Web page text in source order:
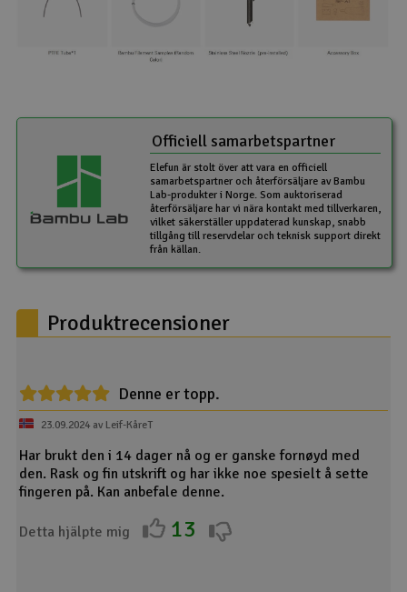
Officiell samarbetspartner
Elefun är stolt över att vara en officiell
samarbetspartner och återförsäljare av Bambu
Lab-produkter i Norge. Som auktoriserad
återförsäljare har vi nära kontakt med tillverkaren,
vilket säkerställer uppdaterad kunskap, snabb
tillgång till reservdelar och teknisk support direkt
från källan.
Produktrecensioner
Denne er topp.
23.09.2024 av Leif-KåreT
Har brukt den i 14 dager nå og er ganske fornøyd med
den. Rask og fin utskrift og har ikke noe spesielt å sette
fingeren på. Kan anbefale denne.
Detta hjälpte mig 13